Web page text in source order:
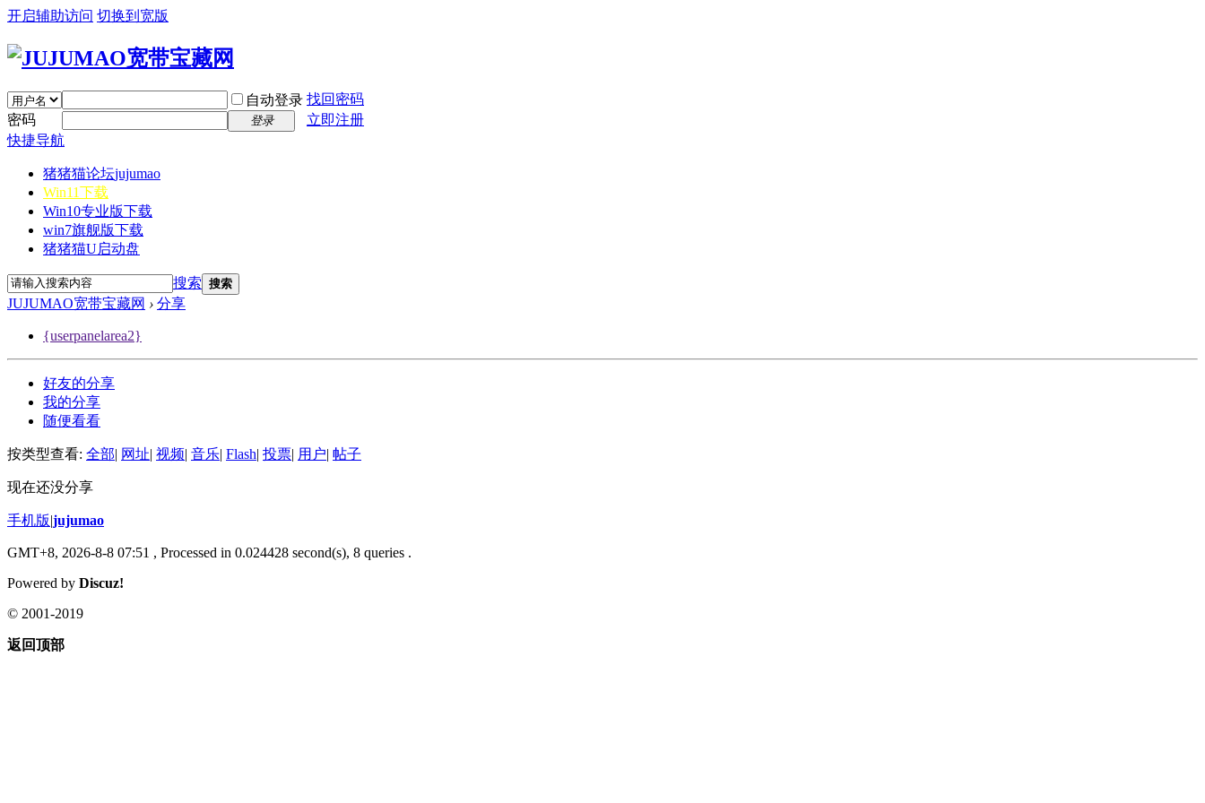
开启辅助访问 切换到宽版
自动登录 找回密码
密码
登录
立即注册
快捷导航
猪猪猫论坛jujumao
Win11下载
Win10专业版下载
win7旗舰版下载
猪猪猫U启动盘
搜索 搜索
JUJUMAO宽带宝藏网 › 分享
{userpanelarea2}
好友的分享
我的分享
随便看看
按类型查看: 全部| 网址| 视频| 音乐| Flash| 投票| 用户| 帖子
现在还没分享
手机版|jujumao
GMT+8, 2026-8-8 07:51 , Processed in 0.024428 second(s), 8 queries .
Powered by Discuz!
© 2001-2019
返回顶部